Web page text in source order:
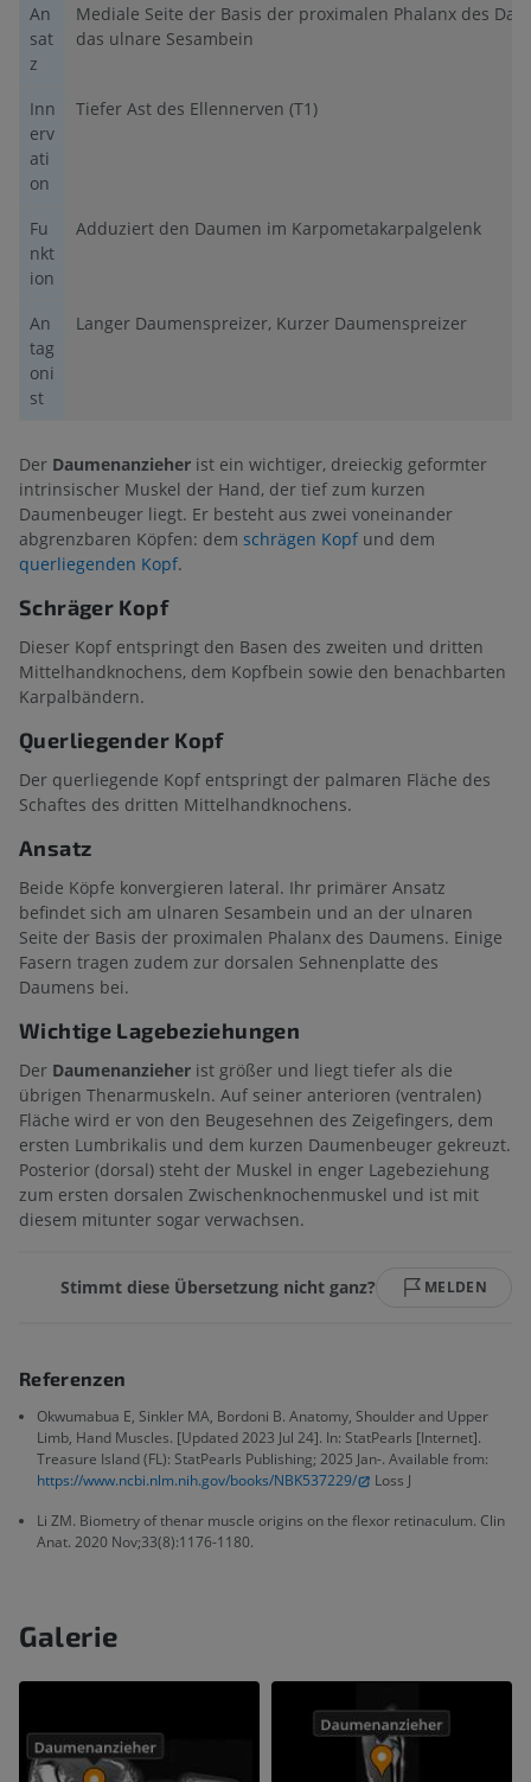
An
sat
z
Mediale Seite der Basis der proximalen Phalanx des
das ulnare Sesambein
Inn
erv
ati
on
Tiefer Ast des Ellennerven (T1)
Fu
nkt
ion
Adduziert den Daumen im Karpometakarpalgelenk
An
tag
oni
st
Langer Daumenspreizer, Kurzer Daumenspreizer
Der Daumenanzieher ist ein wichtiger, dreieckig geformter
intrinsischer Muskel der Hand, der tief zum kurzen
Daumenbeuger liegt. Er besteht aus zwei voneinander
abgrenzbaren Köpfen: dem schrägen Kopf und dem
querliegenden Kopf.
Schräger Kopf
Dieser Kopf entspringt den Basen des zweiten und dritten
Mittelhandknochens, dem Kopfbein sowie den benachbarten
Karpalbändern.
Querliegender Kopf
Der querliegende Kopf entspringt der palmaren Fläche des
Schaftes des dritten Mittelhandknochens.
Ansatz
Beide Köpfe konvergieren lateral. Ihr primärer Ansatz
befindet sich am ulnaren Sesambein und an der ulnaren
Seite der Basis der proximalen Phalanx des Daumens. Einige
Fasern tragen zudem zur dorsalen Sehnenplatte des
Daumens bei.
Wichtige Lagebeziehungen
Der Daumenanzieher ist größer und liegt tiefer als die
übrigen Thenarmuskeln. Auf seiner anterioren (ventralen)
Fläche wird er von den Beugesehnen des Zeigefingers, dem
ersten Lumbrikalis und dem kurzen Daumenbeuger gekreuzt.
Posterior (dorsal) steht der Muskel in enger Lagebeziehung
zum ersten dorsalen Zwischenknochenmuskel und ist mit
diesem mitunter sogar verwachsen.
Stimmt diese Übersetzung nicht ganz? MELDEN
Referenzen
Okwumabua E, Sinkler MA, Bordoni B. Anatomy, Shoulder and Upper
Limb, Hand Muscles. [Updated 2023 Jul 24]. In: StatPearls [Internet].
Treasure Island (FL): StatPearls Publishing; 2025 Jan-. Available from:
https://www.ncbi.nlm.nih.gov/books/NBK537229/
Loss J
Li ZM. Biometry of thenar muscle origins on the flexor retinaculum. Clin
Anat. 2020 Nov;33(8):1176-1180.
Galerie